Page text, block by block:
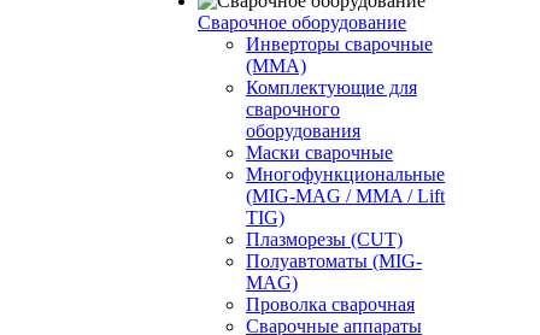
Сварочное оборудование
Инверторы сварочные
(ММА)
Комплектующие для
сварочного
оборудования
Маски сварочные
Многофункциональные
(MIG-MAG / MMA / Lift
TIG)
Плазморезы (CUT)
Полуавтоматы (МIG-
MAG)
Проволка сварочная
Сварочные аппараты